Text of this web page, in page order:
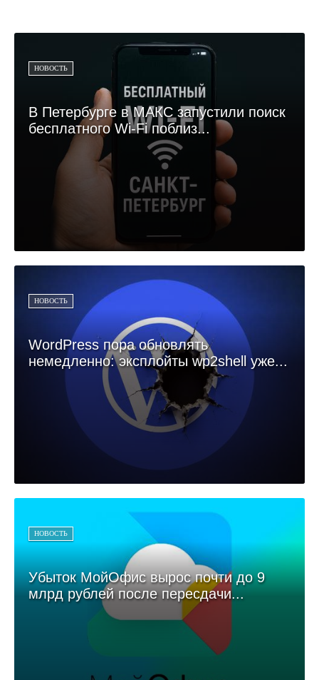
НОВОСТЬ
В Петербурге в МАКС запустили поиск
бесплатного Wi-Fi поблиз...
НОВОСТЬ
WordPress пора обновлять
немедленно: эксплойты wp2shell уже...
НОВОСТЬ
Убыток МойОфис вырос почти до 9
млрд рублей после пересдачи...